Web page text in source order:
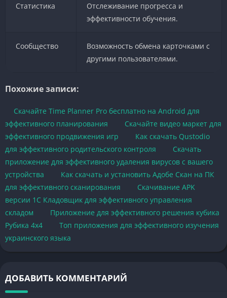
Статистика
Отслеживание прогресса и
эффективности обучения.
Сообщество
Возможность обмена карточками с
другими пользователями.
Похожие записи:
Скачайте Time Planner Pro бесплатно на Android для
эффективного планирования
Скачайте видео маркет для
эффективного продвижения игр
Как скачать Qustodio
для эффективного родительского контроля
Скачать
приложение для эффективного удаления вирусов с вашего
устройства
Как скачать и установить Адобе Скан на ПК
для эффективного сканирования
Скачивание APK
версии 1С Кладовщик для эффективного управления
складом
Приложение для эффективного решения кубика
Рубика 4х4
Топ приложения для эффективного изучения
украинского языка
ДОБАВИТЬ КОММЕНТАРИЙ